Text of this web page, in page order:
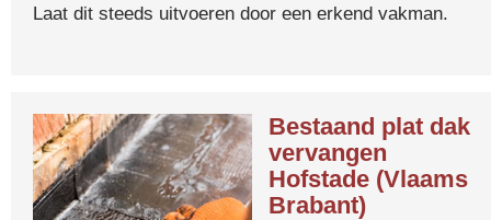
Laat dit steeds uitvoeren door een erkend vakman.
Bestaand plat dak
vervangen
Hofstade (Vlaams
Brabant)